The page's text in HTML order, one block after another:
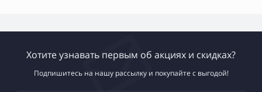
Хотите узнавать первым об акциях и скидках?
Подпишитесь на нашу рассылку и покупайте с выгодой!